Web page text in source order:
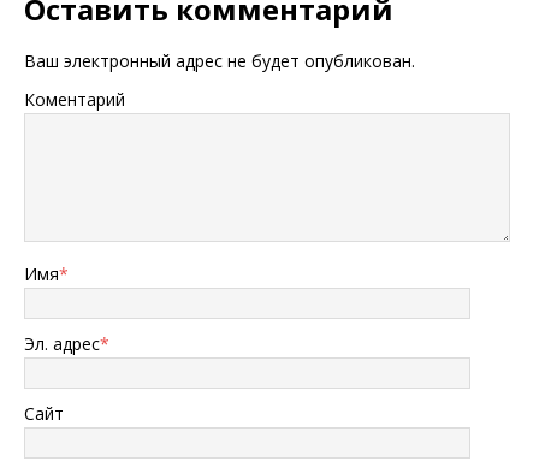
Оставить комментарий
Ваш электронный адрес не будет опубликован.
Коментарий
Имя*
Эл. адрес*
Сайт